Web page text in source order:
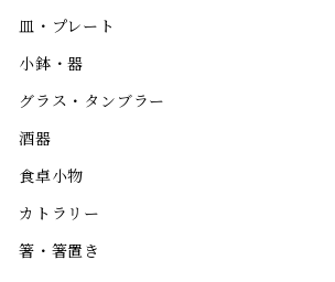
皿・プレート
小鉢・器
グラス・タンブラー
酒器
食卓小物
カトラリー
箸・箸置き